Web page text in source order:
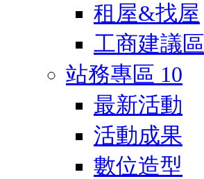
租屋&找屋
工商建議區
站務專區 10
最新活動
活動成果
數位造型